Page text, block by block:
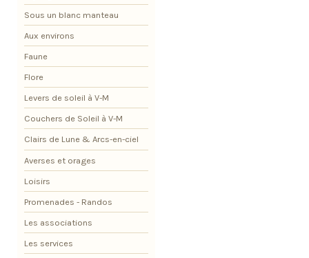
Sous un blanc manteau
Aux environs
Faune
Flore
Levers de soleil à V-M
Couchers de Soleil à V-M
Clairs de Lune & Arcs-en-ciel
Averses et orages
Loisirs
Promenades - Randos
Les associations
Les services